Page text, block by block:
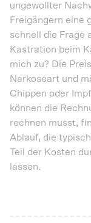
ungewollter
Freigängern eine
schnell die Frage
Kastration beim
mich zu? Die
Narkoseart und
Chippen oder
können die
rechnen musst,
Ablauf, die
Teil der Kosten
lassen.